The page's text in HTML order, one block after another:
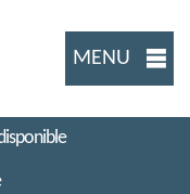
MENU